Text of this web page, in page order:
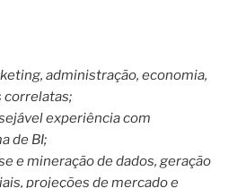
administração, economia,
correlatas;
experiência com
de BI;
e mineração de dados, geração
projeções de mercado e